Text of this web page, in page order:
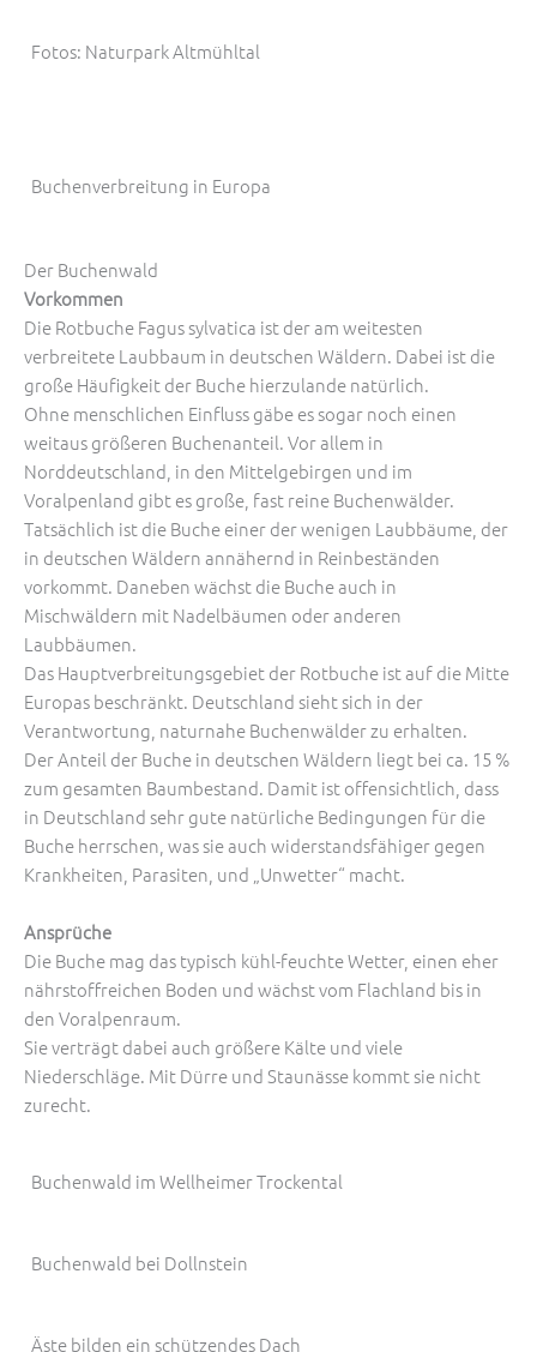
Fotos: Naturpark Altmühltal
Buchenverbreitung in Europa
Der Buchenwald
Vorkommen
Die Rotbuche Fagus sylvatica ist der am weitesten
verbreitete Laubbaum in deutschen Wäldern. Dabei ist die
große Häufigkeit der Buche hierzulande natürlich.
Ohne menschlichen Einfluss gäbe es sogar noch einen
weitaus größeren Buchenanteil. Vor allem in
Norddeutschland, in den Mittel­gebirgen und im
Voralpenland gibt es große, fast reine Buchenwälder.
Tatsächlich ist die Buche einer der wenigen Laubbäume, der
in deutschen Wäldern annähernd in Reinbeständen
vorkommt. Daneben wächst die Buche auch in
Mischwäldern mit Nadelbäumen oder anderen
Laubbäumen.
Das Hauptverbreitungsgebiet der Rotbuche ist auf die Mitte
Europas beschränkt. Deutschland sieht sich in der
Verantwortung, naturnahe Buchenwälder zu erhalten.
Der Anteil der Buche in deutschen Wäldern liegt bei ca. 15 %
zum gesamten Baumbestand. Damit ist offensichtlich, dass
in Deutschland sehr gute natürliche Bedingungen für die
Buche herrschen, was sie auch widerstandsfähiger gegen
Krankheiten, Parasiten, und „Unwetter“ macht.
Ansprüche
Die Buche mag das typisch kühl-feuchte Wetter, einen eher
nährstoffreichen Boden und wächst vom Flachland bis in
den Voralpenraum.
Sie verträgt dabei auch größere Kälte und viele
Niederschläge. Mit Dürre und Staunässe kommt sie nicht
zurecht.
Buchenwald im Wellheimer Trockental
Buchenwald bei Dollnstein
Äste bilden ein schützendes Dach